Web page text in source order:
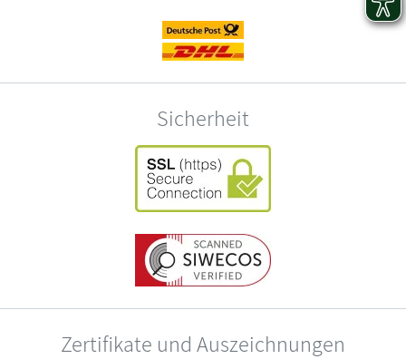
Sicherheit
Zertifikate und Auszeichnungen